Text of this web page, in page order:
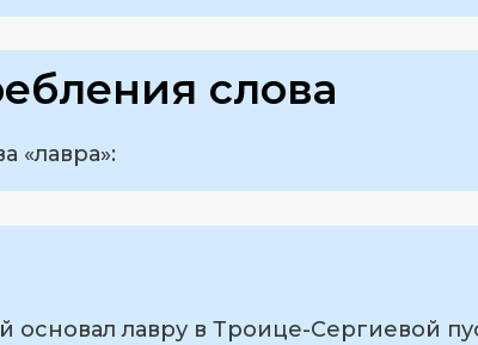
слова
«лавра»:
основал лавру в Троице-Сергиевой